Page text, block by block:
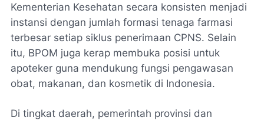
Kementerian Kesehatan secara konsisten menjadi
instansi dengan jumlah formasi tenaga farmasi
terbesar setiap siklus penerimaan CPNS. Selain
itu, BPOM juga kerap membuka posisi untuk
apoteker guna mendukung fungsi pengawasan
obat, makanan, dan kosmetik di Indonesia.
Di tingkat daerah, pemerintah provinsi dan